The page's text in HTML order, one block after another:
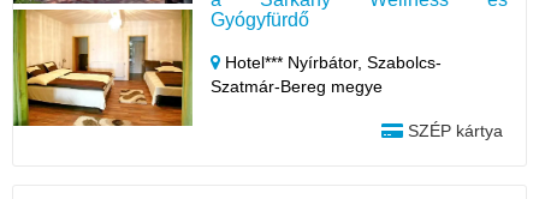
Gyógyfürdő
Hotel*** Nyírbátor,Szabolcs-
Szatmár-Bereg megye
SZÉP kártya